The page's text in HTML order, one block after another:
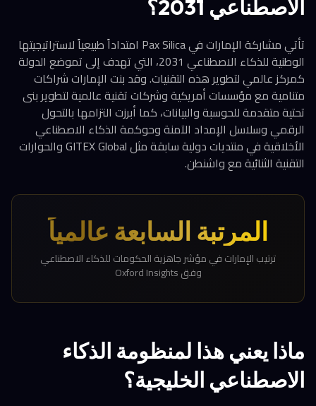
الاصطناعي 2031؟
تأتي مشاركة الإمارات في Pax Silica امتداداً طبيعياً لاستراتيجيتها
الوطنية للذكاء الاصطناعي 2031، التي تهدف إلى تموضع الدولة
كمركز عالمي لتطوير هذه التقنيات. وقد بنت الإمارات شراكات
متنامية مع مؤسسات أمريكية وشركات تقنية عالمية لتطوير بنى
تحتية متقدمة للحوسبة والبيانات، كما أبرزت التزامها بالتحول
الرقمي وسلاسل الإمداد الآمنة وحوكمة الذكاء الاصطناعي
الأخلاقية في منتديات دولية سابقة مثل GITEX Global والحوارات
التقنية الثنائية مع واشنطن.
المرتبة السابعة عالمياً
ترتيب الإمارات في مؤشر جاهزية الحكومات للذكاء الاصطناعي
وفق Oxford Insights
ماذا يعني هذا لمنظومة الذكاء
الاصطناعي الخليجية؟